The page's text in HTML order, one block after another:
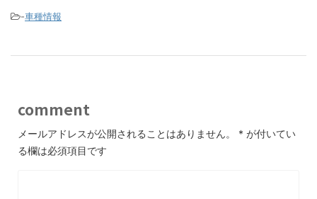
-車種情報
comment
メールアドレスが公開されることはありません。 * が付いてい
る欄は必須項目です